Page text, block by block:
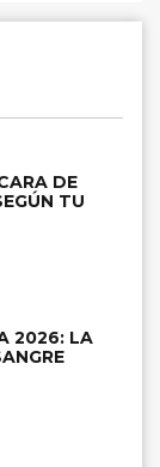
DE
TU
2026: LA